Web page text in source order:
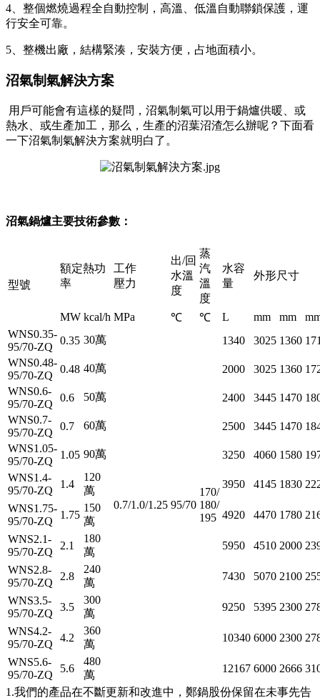
4、整個燃燒過程全自動控制，高溫、低溫自動聯鎖保護，運
行安全可靠。
5、整機出廠，結構緊湊，安裝方便，占地面積小。
沼氣制氣解決方案
用戶可能會有這樣的疑問，沼氣制氣可以用于鍋爐供暖、或
熱水、或生產加工，那么，生產的沼葉沼渣怎么辦呢？下面看
一下沼氣制氣解決方案就明白了。
沼氣鍋爐主要技術參數：
型號
額定熱功
率
工作
壓力
出/回
水溫
度
蒸
汽
溫
度
水容
量
外形尺寸
MW kcal/h MPa ℃ ℃ L mm mm
WNS0.35-
95/70-ZQ
0.35 30萬
0.7/1.0/1.25 95/70
170/
180/
195
1340 3025 1360
WNS0.48-
95/70-ZQ
0.48 40萬 2000 3025 1360
WNS0.6-
95/70-ZQ
0.6 50萬 2400 3445 1470
WNS0.7-
95/70-ZQ
0.7 60萬 2500 3445 1470
WNS1.05-
95/70-ZQ
1.05 90萬 3250 4060 1580
WNS1.4-
95/70-ZQ
1.4
120
萬
3950 4145 1830
WNS1.75-
95/70-ZQ
1.75
150
萬
4920 4470 1780
WNS2.1-
95/70-ZQ
2.1
180
萬
5950 4510 2000
WNS2.8-
95/70-ZQ
2.8
240
萬
7430 5070 2100
WNS3.5-
95/70-ZQ
3.5
300
萬
9250 5395 2300
WNS4.2-
95/70-ZQ
4.2
360
萬
10340 6000 2300
WNS5.6-
95/70-ZQ
5.6
480
萬
12167 6000 2666
1.我們的產品在不斷更新和改進中，鄭鍋股份保留在未事先告